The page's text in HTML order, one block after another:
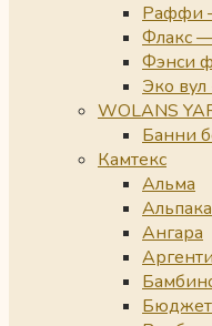
Раффи
Флакс
Фэнси
Эко
WOLANS
Банни
Камтекс
Альма
Альпака
Ангара